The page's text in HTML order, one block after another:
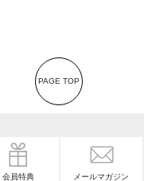
PAGE TOP
会員特典 メールマガジン